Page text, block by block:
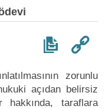
zorunlu
açıdan belirsiz
taraflara